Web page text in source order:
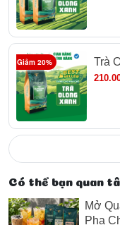
Giảm 20%
Trà
Pha
Có thể bạn quan
Mở
Pha